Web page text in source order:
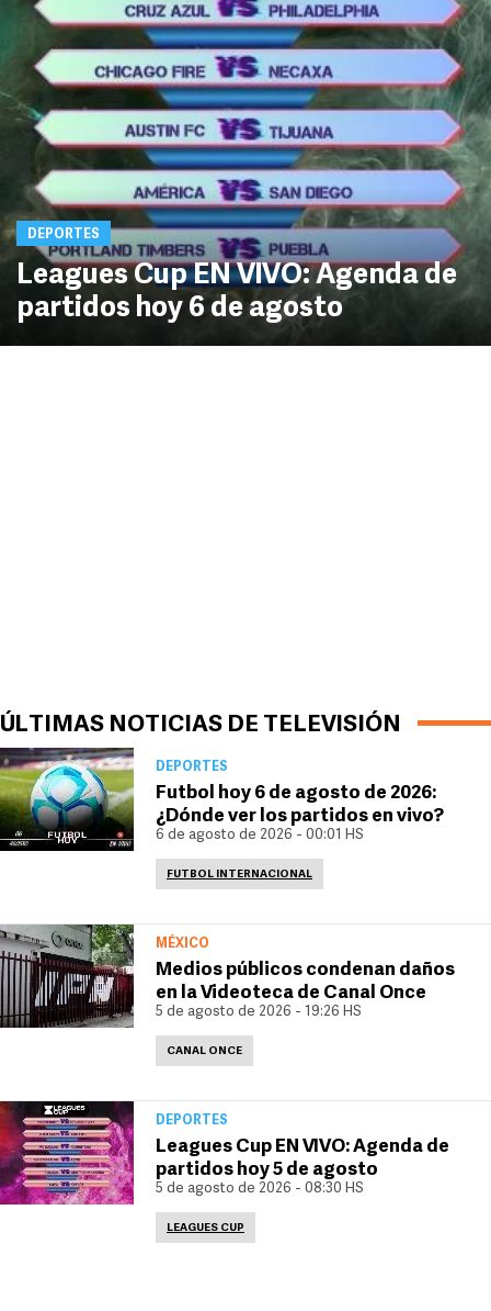
DEPORTES
Leagues Cup EN VIVO: Agenda de
partidos hoy 6 de agosto
ÚLTIMAS NOTICIAS DE TELEVISIÓN
DEPORTES
Futbol hoy 6 de agosto de 2026:
¿Dónde ver los partidos en vivo?
6 de agosto de 2026 - 00:01 HS
FUTBOL INTERNACIONAL
MÉXICO
Medios públicos condenan daños
en la Videoteca de Canal Once
5 de agosto de 2026 - 19:26 HS
CANAL ONCE
DEPORTES
Leagues Cup EN VIVO: Agenda de
partidos hoy 5 de agosto
5 de agosto de 2026 - 08:30 HS
LEAGUES CUP